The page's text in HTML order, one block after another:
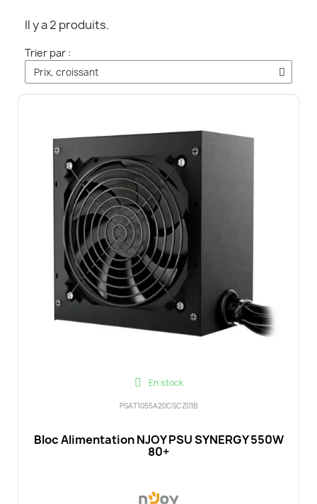
Il y a 2 produits.
Trier par :
En stock
PSAT1055A20CSCZ01B
Bloc Alimentation NJOY PSU SYNERGY 550W
80+